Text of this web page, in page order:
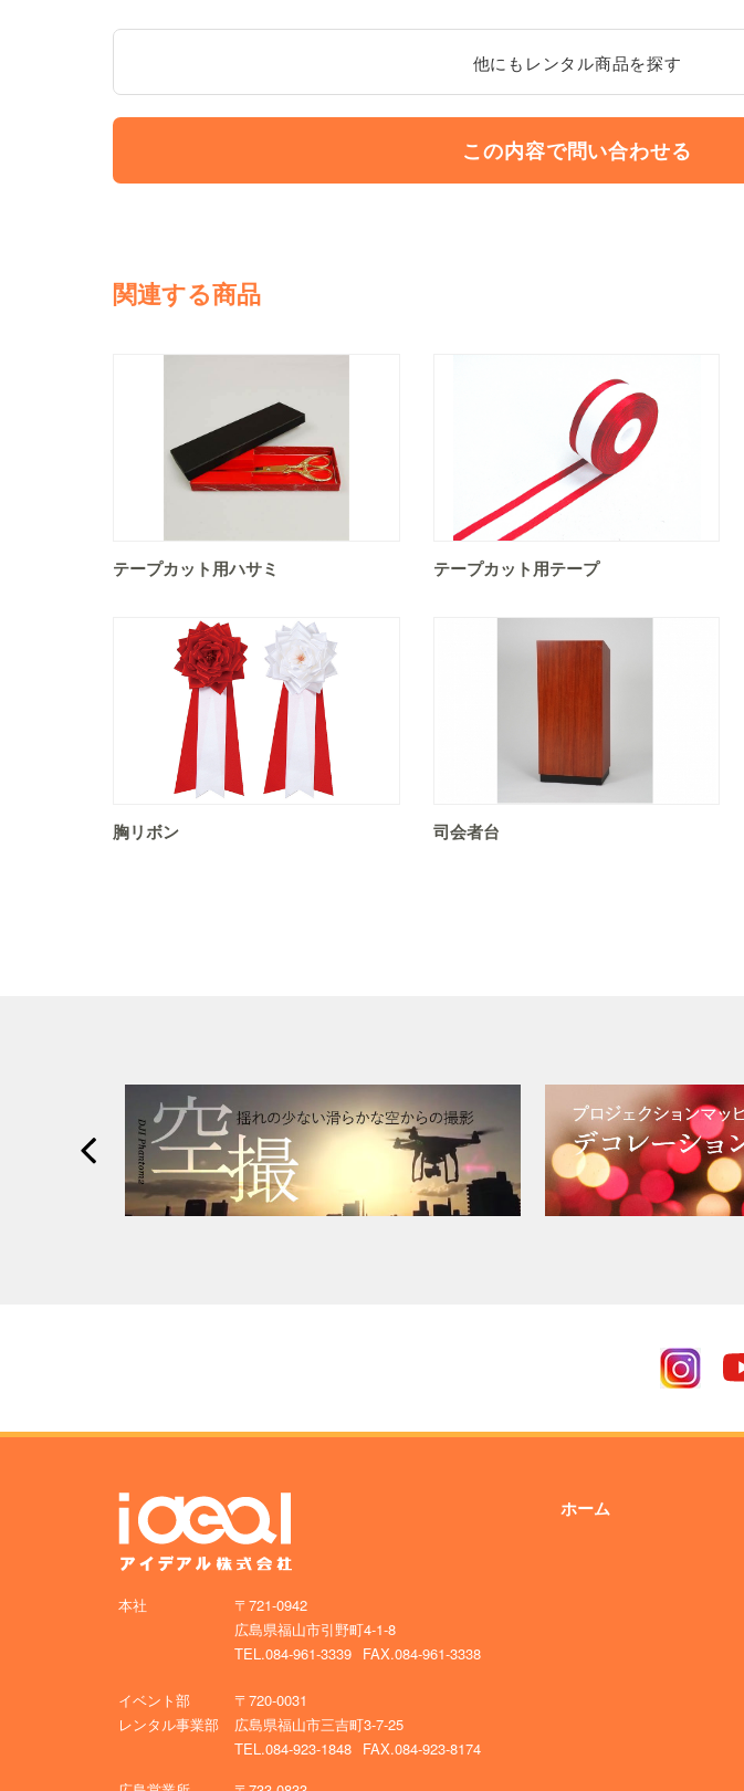
他にもレンタル商品を探す
この内容で問い合わせる
関連する商品
テープカット用ハサミ テープカット用テープ
胸リボン 司会者台
本社
〒721-0942
広島県福山市引野町4-1-8
TEL.084-961-3339 FAX.084-961-3338
イベント部
レンタル事業部
〒720-0031
広島県福山市三吉町3-7-25
TEL.084-923-1848 FAX.084-923-8174
ホーム